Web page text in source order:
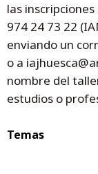
las
974 24 73 22
enviando un
o a
nombre del
estudios o
Temas